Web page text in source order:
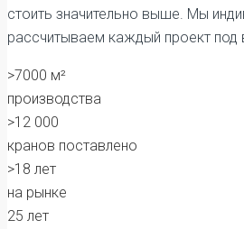
стоить значительно выше. Мы
рассчитываем каждый проект под
>7000 м²
производства
>12 000
кранов поставлено
>18 лет
на рынке
25 лет